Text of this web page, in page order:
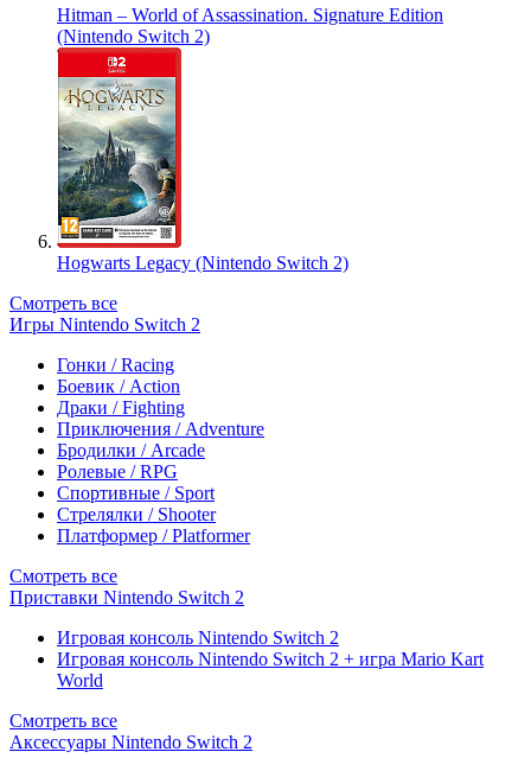
Hitman – World of Assassination. Signature Edition
(Nintendo Switch 2)
Hogwarts Legacy (Nintendo Switch 2)
Смотреть все
Игры Nintendo Switch 2
Гонки / Racing
Боевик / Action
Драки / Fighting
Приключения / Adventure
Бродилки / Arcade
Ролевые / RPG
Спортивные / Sport
Стрелялки / Shooter
Платформер / Platformer
Смотреть все
Приставки Nintendo Switch 2
Игровая консоль Nintendo Switch 2
Игровая консоль Nintendo Switch 2 + игра Mario Kart
World
Смотреть все
Аксессуары Nintendo Switch 2